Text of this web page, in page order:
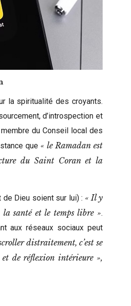
la spiritualité des croyants.
d’introspection et
du Conseil local des
que « le Ramadan est
du Saint Coran et la
Dieu soient sur lui) : « Il y
santé et le temps libre ».
aux réseaux sociaux peut
distraitement, c’est se
de réflexion intérieure »,